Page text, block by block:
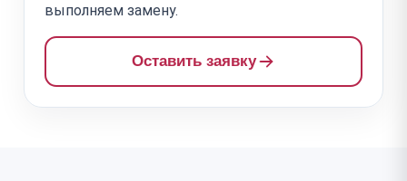
выполняем замену.
Оставить заявку